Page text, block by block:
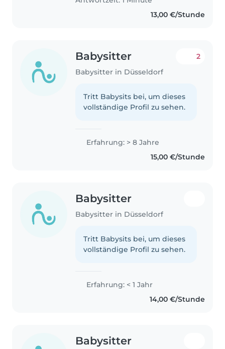
13,00 €/Stunde
Babysitter
Babysitter in Düsseldorf
2
Tritt Babysits bei, um dieses
vollständige Profil zu sehen.
Erfahrung: > 8 Jahre
15,00 €/Stunde
Babysitter
Babysitter in Düsseldorf
Tritt Babysits bei, um dieses
vollständige Profil zu sehen.
Erfahrung: < 1 Jahr
14,00 €/Stunde
Babysitter